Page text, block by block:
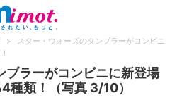
>
スター・ウォーズのタンブラーがコンビニ
ブラーがコンビニに新登場
種類！（写真 3/10）